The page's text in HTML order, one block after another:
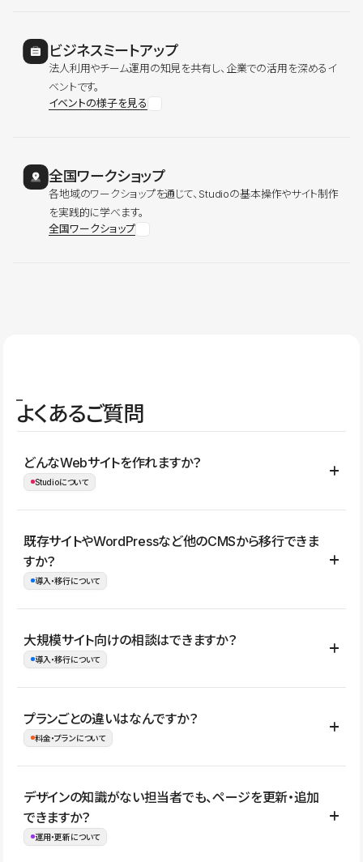
ビジネスミートアップ
法人利用やチーム運用の知見を共有し、企業での活用を深めるイ
ベントです。
イベントの様子を見る
全国ワークショップ
各地域のワークショップを通じて、Studioの基本操作やサイト制作
を実践的に学べます。
全国ワークショップ
よくあるご質問
どんなWebサイトを作れますか？
Studioについて
コーポレートサイト、サービスサイト、LP、採用サイト、ブロ
グ・メディア、イベントサイト、店舗・商品紹介サイト、ポートフ
ォリオなど幅広く制作できます。
既存サイトやWordPressなど他のCMSから移行できま
すか？
導入・移行について
はい。既存サイトの構成やコンテンツ、URLを整理したうえで、
Studio上に再構築する形で移行できます。 WordPressの場合は、
イト全体のデザインや設定がそのまま移行されるわけではないた
め、移行後にページ構成やデザイン、CMS設計、URL・リダイレク
大規模サイト向けの相談はできますか？
導入・移行について
はい。アクセス規模が大きいサイトや、複数部門での運用、権限管
理、セキュリティ確認、既存システムとの連携など、個別の要件が
ない段階でも、お問い合わせください。
お問合せはこちら
プランごとの違いはなんですか？
料金・プランについて
公開ページ数、バージョン履歴の期間、CMS利用数の上限、権限
管理の有無などがプランごとに異なります。詳しくは料金プランペ
ージをご覧ください。
デザインの知識がない担当者でも、ページを更新・追加
できますか？
運用・更新について